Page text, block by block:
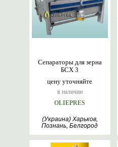
цену уточняйте
в наличии
Сепараторы для зерна
БСХ 3
OLIEPRES
(Украина) Харьков,
Познань, Белгород